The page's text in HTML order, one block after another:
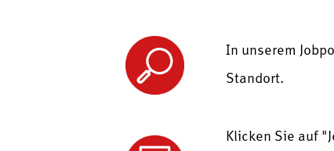
In unserem
Standort.
Klicken Sie auf